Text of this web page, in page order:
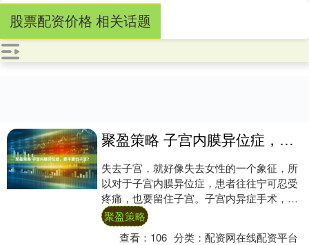
股票配资价格 相关话题
聚盈策略 子宫内膜异位症，要不要切子宫？
失去子宫，就好像失去女性的一个象征，所
以对于子宫内膜异位症，患者往往宁可忍受
疼痛，也要留住子宫。子宫内异症手术，切
除子宫是唯一选择吗？ 1药物治疗期间，定
期复查....
聚盈策略
查看： 106 分类：配资网在线配资平台